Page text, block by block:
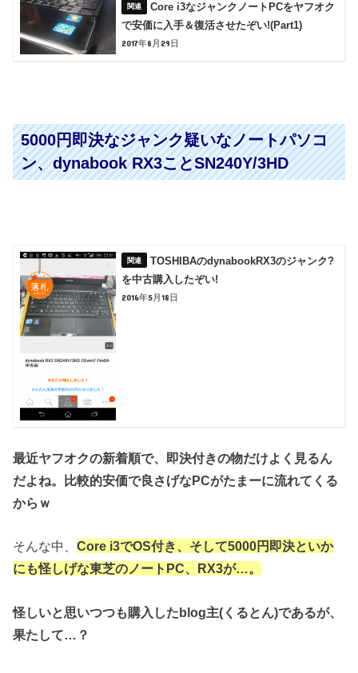
Core i3なジャンクノートPCをヤフオク
で安価に入手＆復活させたぞい!(Part1)
2017年8月29日
5000円即決なジャンク疑いなノートパソコ
ン、dynabook RX3ことSN240Y/3HD
TOSHIBAのdynabookRX3のジャンク?
を中古購入したぞい!
2016年5月18日
最近ヤフオクの新着順で、即決付きの物だけよく見るん
だよね。
比較的安価で良さげなPCがたまーに流れてくる
からｗ
そんな中、Core i3でOS付き、そして5000円即決といか
にも怪しげな東芝のノートPC、RX3が…。
怪しいと思いつつも購入したblog主(くるとん)であるが、
果たして…？